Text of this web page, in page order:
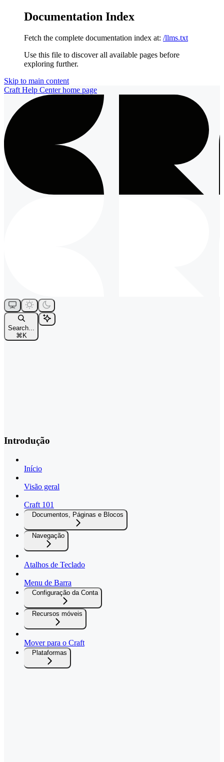
Documentation Index
Fetch the complete documentation index at: /llms.txt
Use this file to discover all available pages before
exploring further.
Skip to main content
Craft Help Centerhome page
Search...
⌘ K
Introdução
Início
Visão geral
Craft 101
Documentos, Páginas e Blocos
Navegação
Atalhos de Teclado
Menu de Barra
Configuração da Conta
Recursos móveis
Mover para o Craft
Plataformas